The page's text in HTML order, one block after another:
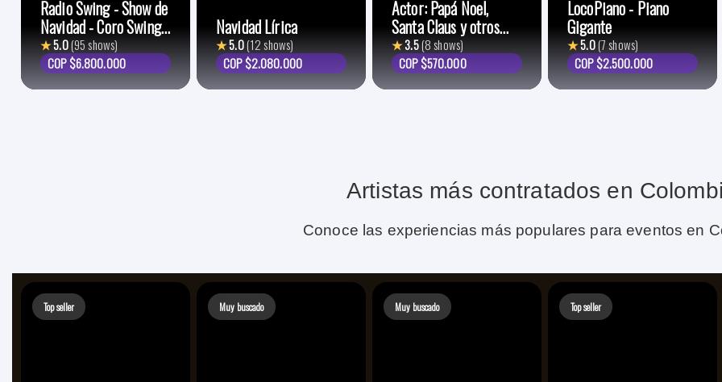
Radio Swing - Show de
Navidad - Coro Swing
Choir
★5.0(95 shows)
COP $6.800.000
Navidad Lírica
★5.0(12 shows)
COP $2.080.000
Actor: Papá Noel,
Santa Claus y otros
personajes de Navidad
★3.5(8 shows)
COP $570.000
LocoPiano - Piano
Gigante
★5.0(7 shows)
COP $2.500.000
Artistas más contratados en
Conoce las experiencias más populares para eventos en
Top seller Muy buscado Muy buscado Top seller